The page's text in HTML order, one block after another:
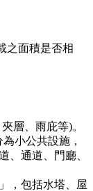
之面積是否相
層、雨庇等)。
小公共設施，
、通道、門廳、
，包括水塔、屋